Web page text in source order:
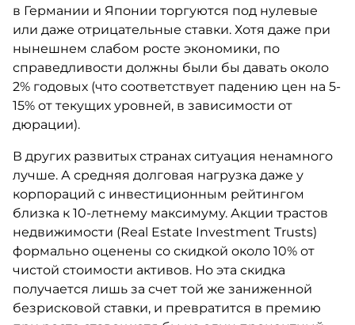
в Германии и Японии торгуются под нулевые
или даже отрицательные ставки. Хотя даже при
нынешнем слабом росте экономики, по
справедливости должны были бы давать около
2% годовых (что соответствует падению цен на 5-
15% от текущих уровней, в зависимости от
дюрации).
В других развитых странах ситуация ненамного
лучше. А средняя долговая нагрузка даже у
корпораций с инвестиционным рейтингом
близка к 10-летнему максимуму. Акции трастов
недвижимости (Real Estate Investment Trusts)
формально оценены со скидкой около 10% от
чистой стоимости активов. Но эта скидка
получается лишь за счет той же заниженной
безрисковой ставки, и превратится в премию